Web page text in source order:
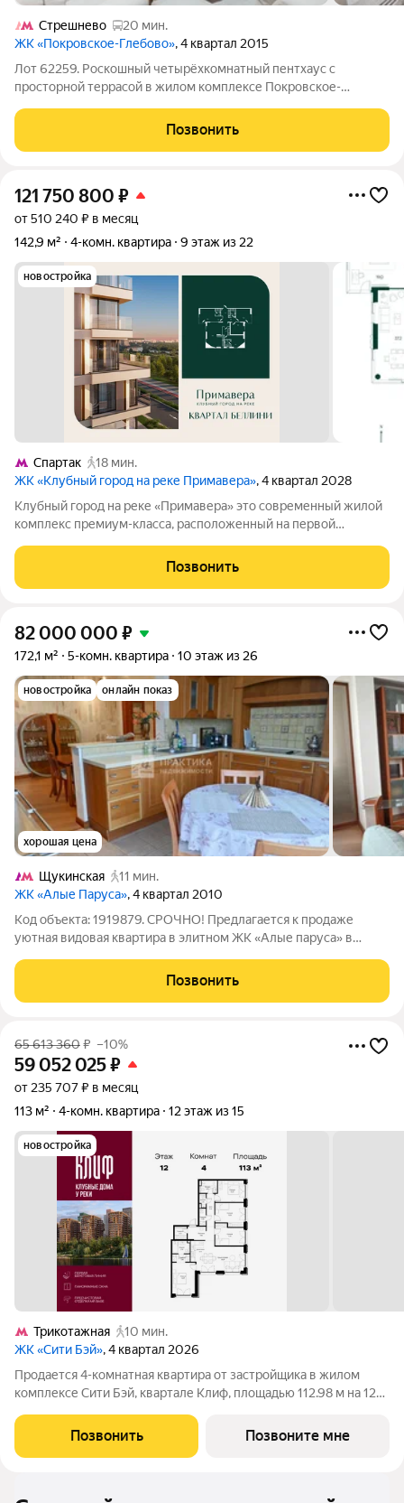
Стрешнево
20 мин.
ЖК «Покровское-Глебово», 4 квартал 2015
Лот 62259. Роскошный четырёхкомнатный пентхаус с
просторной террасой в жилом комплексе Покровское-
разработана известным художником и архитектором,
работающим в неоклассическом стиле в традициях
Позвонить
121 750 800 ₽
от 510 240 ₽ в месяц
142,9 м²
4-комн. квартира 9 этаж из 22
новостройка
Спартак
18 мин.
ЖК «Клубный город на реке Примавера», 4 квартал 2028
Клубный город на реке «Примавера» это современный жилой
комплекс премиум-класса, расположенный на первой
Покровское-Стрешнево. Под панорамными окнами квартир
находится собственный экопарк с
Позвонить
82 000 000 ₽
172,1 м² 5-комн. квартира 10 этаж из 26
новостройка онлайн показ
хорошая цена
Щукинская
11 мин.
ЖК «Алые Паруса», 4 квартал 2010
Код объекта: 1919879. СРОЧНО! Предлагается к продаже
уютная видовая квартира в элитном ЖК «Алые паруса» в
реку. Общая площадь 172 кв.м. Окна квартиры выходят на три
стороны, что создает ощущение
Позвонить
65 613 360₽ –10%
59 052 025₽
от 235 707 ₽ в месяц
113 м²
4-комн. квартира 12 этаж из 15
новостройка
Трикотажная
10 мин.
ЖК «Сити Бэй», 4 квартал 2026
Продается 4-комнатная квартира от застройщика в жилом
комплексе Сити Бэй, квартале Клиф, площадью 112.98 м на 12
пять Клубных домов на первой линии озелененной
набережной Реки Москвы. Со
Позвонить Позвоните мне